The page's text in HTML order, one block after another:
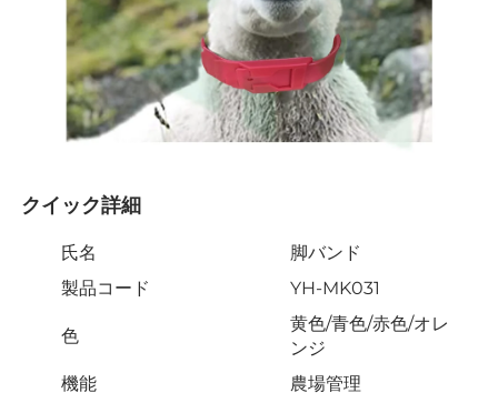
クイック詳細
氏名
脚バンド
製品コード
YH-MK031
色
黄色/青色/赤色/オレ
ンジ
機能
農場管理